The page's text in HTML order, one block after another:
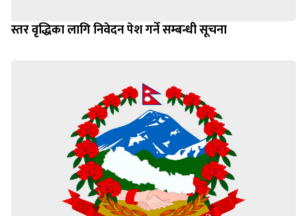
स्तर वृद्धिका लागि निवेदन पेश गर्ने सम्बन्धी सूचना